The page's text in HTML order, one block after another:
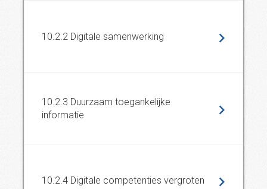
10.2.2 Digitale samenwerking
10.2.3 Duurzaam toegankelijke
informatie
10.2.4 Digitale competenties vergroten